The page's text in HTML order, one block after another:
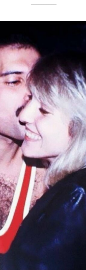
––––––––––